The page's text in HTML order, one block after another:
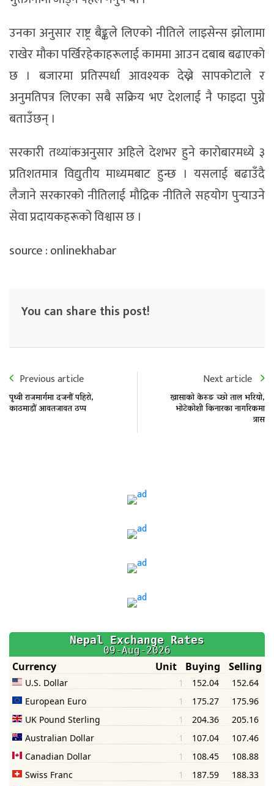
उनका अनुसार राष्ट्र बैङ्कले लिएको नीतिले लाइसेन्स झोलामा
राखेर मौका पर्खिरहेकाहरूलाई काममा आउन दबाब बढाएको
छ । बजारमा प्रतिस्पर्धा आवश्यक देख्ने सापकोटाले र
अनुमतिपत्र लिएका सबै सक्रिय भए देशलाई नै फाइदा पुग्ने
बताउँछन् ।
सरकारी तथ्यांकअनुसार अहिले देशभर हुने कारोबारमध्ये ३
प्रतिशतमात्र विद्युतीय माध्यमबाट हुन्छ । यसलाई बढाउँदै
लैजाने सरकारको नीतिलाई मौद्रिक नीतिले सहयोग पुर्‍याउने
सेवा प्रदायकहरूको विश्वास छ ।
source : onlinekhabar
You can share this post!
Previous article
पृथ्वी राजमार्गमा दजनौं पहिरो,
काठमाडौं आवतजावत ठप्प
Next article
खासाको केरुङ च्छो ताल भरियो,
भोटेकोशी किनारका नागरिकमा
त्रास